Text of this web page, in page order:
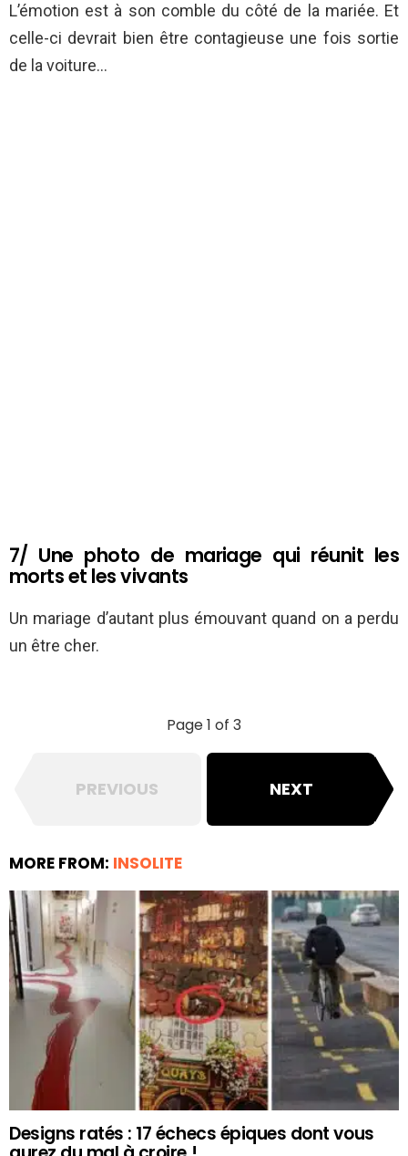
L’émotion est à son comble du côté de la mariée. Et
celle-ci devrait bien être contagieuse une fois sortie
de la voiture…
7/ Une photo de mariage qui réunit les
morts et les vivants
Un mariage d’autant plus émouvant quand on a perdu
un être cher.
Page 1 of 3
PREVIOUS NEXT
MORE FROM: INSOLITE
Designs ratés : 17 échecs épiques dont vous